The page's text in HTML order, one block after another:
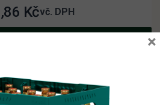
Kčvč. DPH
×